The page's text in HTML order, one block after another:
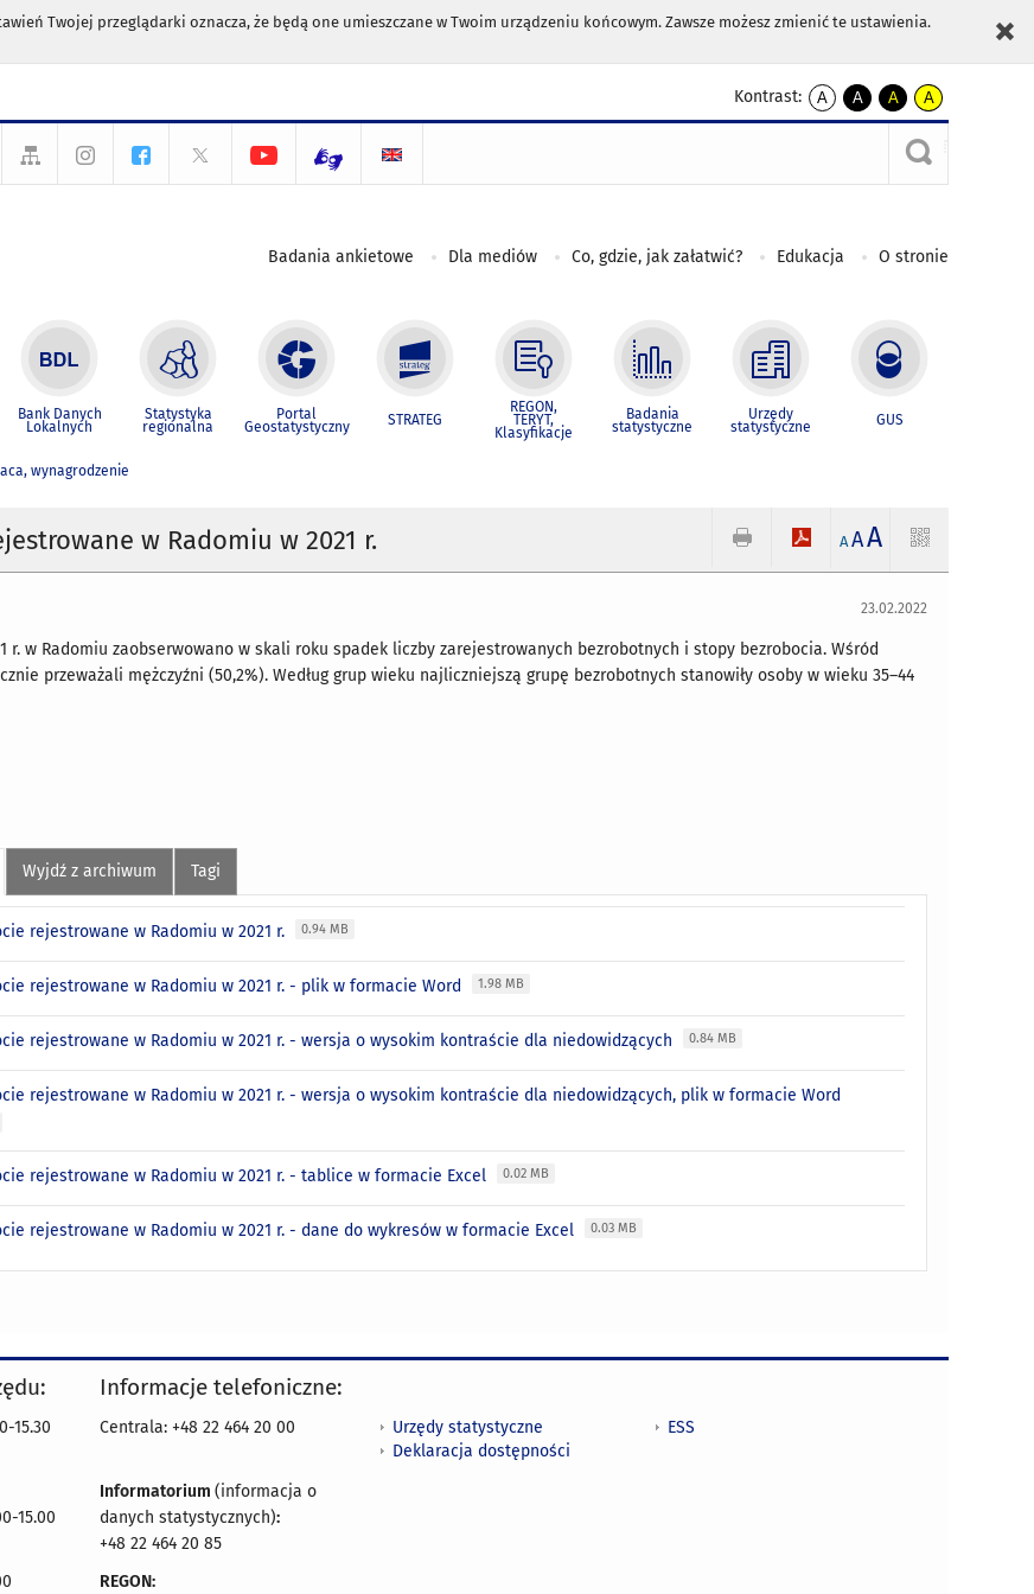
Twojej przeglądarki oznacza, że będą one umieszczane w Twoim urządzeniu końcowym. Zawsze możesz zmienić te ustawienia.
Kontrast:
A
kontrast
A
kontrast
czarnym
A
kontrast
żółty
tekst
czarnym
A
kontrast
czarny
tekst
żółtym
Badania ankietowe Dla mediów Co, gdzie, jak załatwić? Edukacja O stronie
Bank Danych
Lokalnych
Statystyka
regionalna
Portal
Geostatystyczny STRATEG
REGON,
TERYT,
Klasyfikacje
Badania
statystyczne
Urzędy
statystyczne GUS
wynagrodzenie
w Radomiu w 2021 r. A AA
23.02.2022
r. w Radomiu zaobserwowano w skali roku spadek liczby zarejestrowanych bezrobotnych i stopy bezrobocia. Wśród
przeważali mężczyźni (50,2%). Według grup wieku najliczniejszą grupę bezrobotnych stanowiły osoby w wieku 35–44
Wyjdź z archiwum Tagi
rejestrowane w Radomiu w 2021 r. 0.94 MB
rejestrowane w Radomiu w 2021 r. - plik w formacie Word 1.98 MB
rejestrowane w Radomiu w 2021 r. - wersja o wysokim kontraście dla niedowidzących 0.84 MB
rejestrowane w Radomiu w 2021 r. - wersja o wysokim kontraście dla niedowidzących, plik w formacie Word
rejestrowane w Radomiu w 2021 r. - tablice w formacie Excel 0.02 MB
rejestrowane w Radomiu w 2021 r. - dane do wykresów w formacie Excel 0.03 MB
15.30
15.00
Informacje telefoniczne:
Centrala: +48 22 464 20 00
Informatorium (informacja o
danych statystycznych):
+48 22 464 20 85
REGON:
Urzędy statystyczne
Deklaracja dostępności
ESS